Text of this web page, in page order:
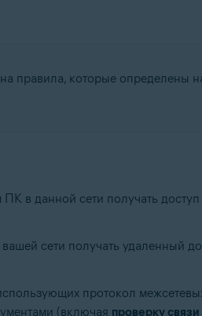
правила, которые определены
ПК в данной сети получать
сети получать удаленный
протокол
(включая проверку связи